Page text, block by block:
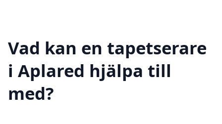
Vad kan en tapetserare
i Aplared hjälpa till
med?